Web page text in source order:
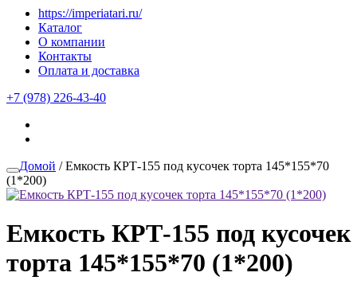
https://imperiatari.ru/
Каталог
О компании
Контакты
Оплата и доставка
+7 (978) 226-43-40
Домой / Емкость КРТ-155 под кусочек торта 145*155*70
(1*200)
Емкость КРТ-155 под кусочек
торта 145*155*70 (1*200)